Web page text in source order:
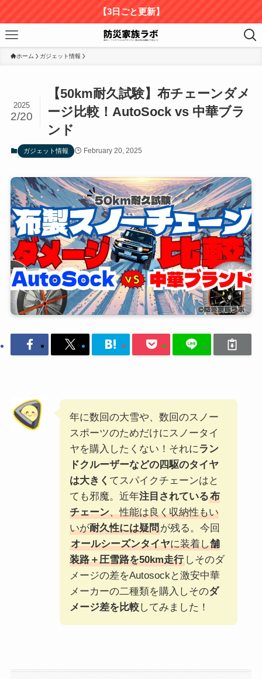
【3日ごと更新】
ホーム ガジェット情報
【50km耐久試験】布チェーンダメ
ージ比較！AutoSock vs 中華ブラ
ンド
2025
2/20
ガジェット情報 February 20, 2025
年に数回の大雪や、数回のスノー
スポーツのためだけにスノータイ
ヤを購入したくない！それにラン
ドクルーザーなどの四駆のタイヤ
は大きく てスパイクチェーンはと
ても邪魔。近年注目されている布
チェーン、性能は良く収納性もい
いが耐久性には疑問 が残る。今回
オールシーズンタイヤに装着し舗
装路＋圧雪路を50km走行しそのダ
メージの差をAutosockと激安中華
メーカーの二種類を購入しそのダ
メージ差を比較してみました！